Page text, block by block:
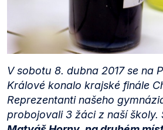
V sobotu 8. dubna 2017 se na
Králové konalo krajské finále
Reprezentanti našeho
probojovali 3 žáci z naší školy.